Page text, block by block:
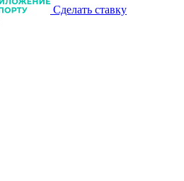
Сделать ставку